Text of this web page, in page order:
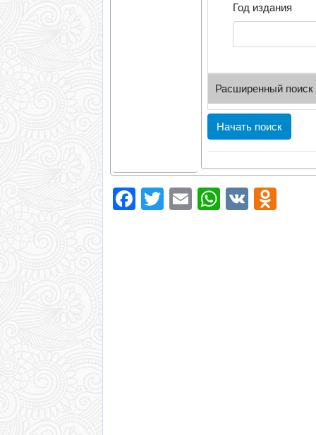
Год издания
Расширенный поиск
УДК/ББК
ISBN/ISSN
Facebook
Twitter
EmailVK